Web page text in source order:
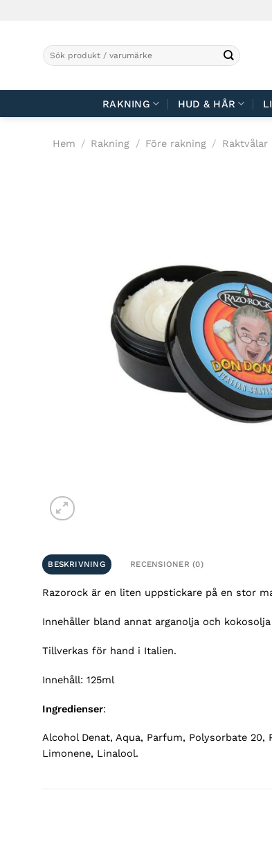
Sök
efter:
RAKNING HUD & HÅR
Hem / Rakning / Före rakning / Raktvålar
BESKRIVNING RECENSIONER (0)
Razorock är en liten uppstickare på en stor
Innehåller bland annat arganolja och
Tillverkas för hand i Italien.
Innehåll: 125ml
Ingredienser:
Alcohol Denat, Aqua, Parfum, Polysorbate
Limonene, Linalool.